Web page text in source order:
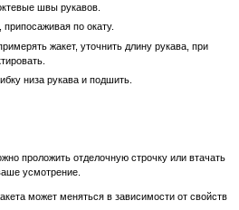
швы рукавов.
припосаживая по окату.
жакет, уточнить длину рукава, при
низа рукава и подшить.
проложить отделочную строчку или втачать
усмотрение.
может меняться в зависимости от свойств